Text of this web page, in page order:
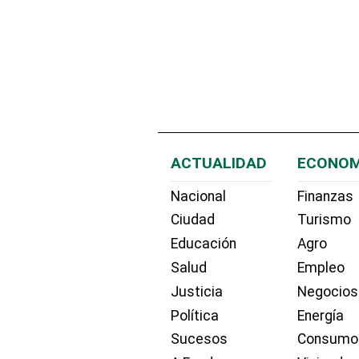
ACTUALIDAD
Nacional
Ciudad
Educación
Salud
Justicia
Política
Sucesos
Finanzas
Turismo
Agro
Empleo
Negocios
Energía
Consumo